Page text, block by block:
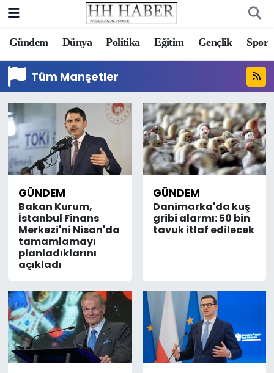
Gündem Dünya Politika Eğitim Gençlik Spor
Tüm Manşetler
GÜNDEM
Bakan Kurum,
İstanbul Finans
Merkezi'ni Nisan'da
tamamlamayı
planladıklarını
açıkladı
GÜNDEM
Danimarka'da kuş
gribi alarmı: 50 bin
tavuk itlaf edilecek